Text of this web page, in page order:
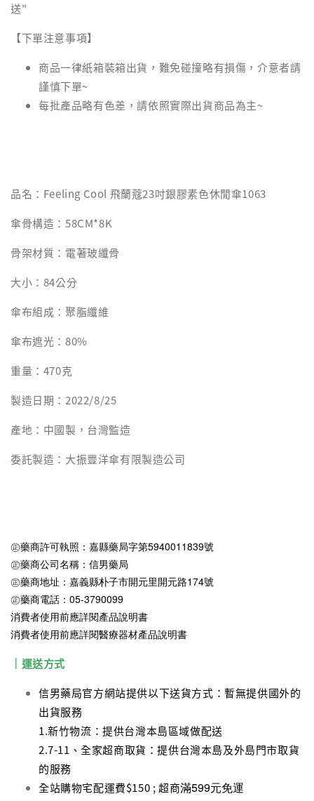
送"
【下單注意事項】
商品一律紙箱裝箱出貨，難免碰撞略有損傷，介意者請
謹慎下單~
每批產品略有色差，請依照實際出貨商品為主~
品名：Feeling Cool 飛蘭蔻23吋銀膠素色休閒傘1063
傘骨構造：58CM*8K
骨架材質：電著玻纖骨
大小：84公分
傘布組成：聚脂纖維
傘布遮光：80%
重量：470克
製造日期：2022/8/25
產地：中國製，台灣監造
委託製造：大振豐洋傘有限製造公司
㊣藥商許可執照：嘉縣藥局字第5940011839號
㊣藥商公司名稱：信男藥局
㊣藥商地址：嘉義縣朴子市開元里開元路174號
㊣藥商電話：05-3790099
消費者使用前應詳閱產品說明書
消費者使用前應詳閱醫療器材產品說明書
｜運送方式
信男藥局官方網站提供以下送貨方式：暫無提供國外的
出貨服務
1.新竹物流：提供台灣本島區域做配送
2.7-11、全家超商取貨：提供台灣本島及外島門市取貨
的服務
全站購物宅配運費$150 ; 超商滿599元免運